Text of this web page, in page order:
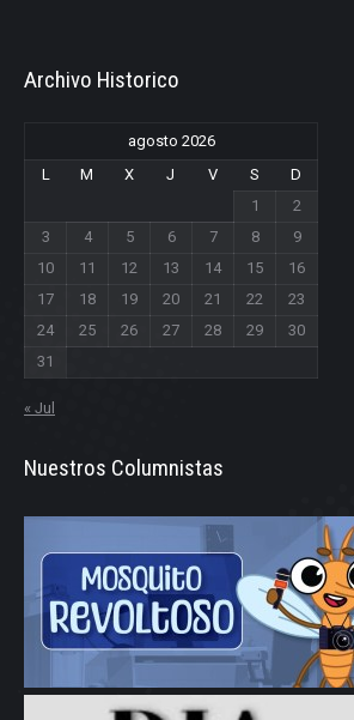
Archivo Historico
agosto 2026
L
M X J V S
D
1
2
3
4 5 6 7 8
9
10
11 12 13 14 15
16
17
18 19 20 21 22
23
24
25 26 27 28 29
30
31
« Jul
Nuestros Columnistas